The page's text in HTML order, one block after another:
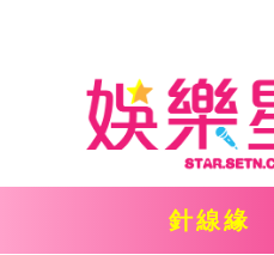
針線緣